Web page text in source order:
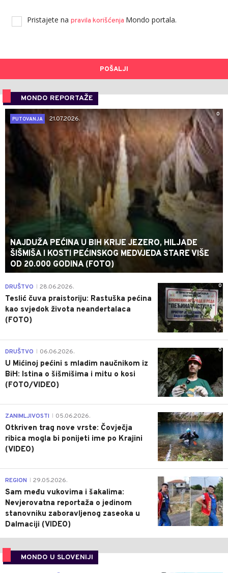
Pristajete na pravila korišćenja Mondo portala.
POŠALJI
MONDO REPORTAŽE
0
PUTOVANJA
21.07.2026.
NAJDUŽA PEĆINA U BIH KRIJE JEZERO, HILJADE
ŠIŠMIŠA I KOSTI PEĆINSKOG MEDVJEDA STARE VIŠE
OD 20.000 GODINA (FOTO)
0
DRUŠTVO 28.06.2026.
Teslić čuva praistoriju: Rastuška pećina
kao svjedok života neandertalaca
(FOTO)
0
DRUŠTVO 06.06.2026.
U Mićinoj pećini s mladim naučnikom iz
BiH: Istina o šišmišima i mitu o kosi
(FOTO/VIDEO)
0
ZANIMLJIVOSTI 05.06.2026.
Otkriven trag nove vrste: Čovječja
ribica mogla bi ponijeti ime po Krajini
(VIDEO)
0
REGION 29.05.2026.
Sam među vukovima i šakalima:
Nevjerovatna reportaža o jedinom
stanovniku zaboravljenog zaseoka u
Dalmaciji (VIDEO)
MONDO U SLOVENIJI